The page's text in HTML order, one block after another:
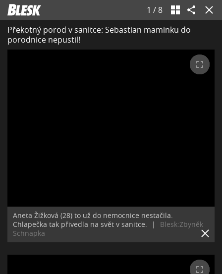
1 / 8
Překotný porod v sanitce: Sebastian maminku do
porodnice nepustil!
Aneta Žižková (28) to už do nemocnice nestačila.
Chlapečka tak přivedla na svět v sanitce.
|
Blesk:Zbyněk
Schnapka